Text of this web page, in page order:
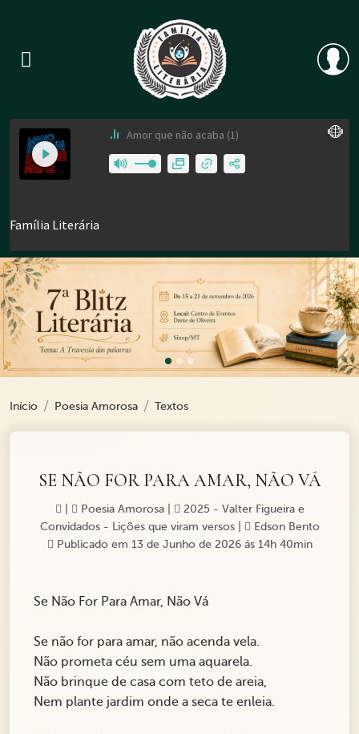
Previous
Início Poesia Amorosa Textos
SE NÃO FOR PARA AMAR, NÃO VÁ
Poesia Amorosa|
2025 - Valter Figueira e
Convidados - Lições que viram versos|
Edson Bento
Publicado em 13 de Junho de 2026 ás 14h 40min
Se Não For Para Amar, Não Vá
Se não for para amar, não acenda vela.
Não prometa céu sem uma aquarela.
Não brinque de casa com teto de areia,
Nem plante jardim onde a seca te enleia.